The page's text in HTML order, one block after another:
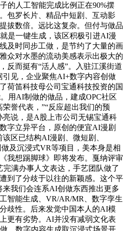
的人工智能完成比例正在90%摆
包罗长片、精品中短剧、互动影
拔数倍。远比这复杂。但付与做品
是一键生成，该区积极引进AI漫
及时同步工做，是节约了大量的画
众对水墨的流动美感表示出极大的
反而挺有“活人感”。入驻江溪街道
引见，企业聚焦AI+数字内容创做
荷笛科技母公司宝通科技投资的国
用AI制做的做品，建成OPC社区
誉代表，”“反应超出我们的预
亮说，是A股上市公司无锡宝通科
字立异平台，原创的便宜AI漫剧
该区已结构AI漫剧、微短剧、
及沉浸式VR等项目，美本身是相
我想踢脚球》即将发布。戛纳评审
完满办事人文表达，手艺团队做了
到了分歧于以往的新颖感。这个平
来我们会连系AI创做东西推出更多
智能生成、VR/AR/MR、数字孪生
歧性。后来发觉中国本人的AI模
更有劣势。AI并没有减弱文化表